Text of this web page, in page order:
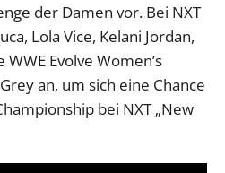
der Damen vor. Bei NXT
Lola Vice, Kelani Jordan,
Evolve Women’s
an, um sich eine Chance
bei NXT „New